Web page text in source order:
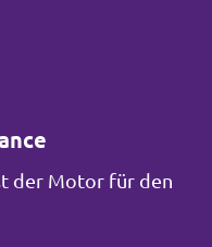
der Motor für den